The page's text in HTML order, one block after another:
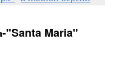
"Santa Maria"